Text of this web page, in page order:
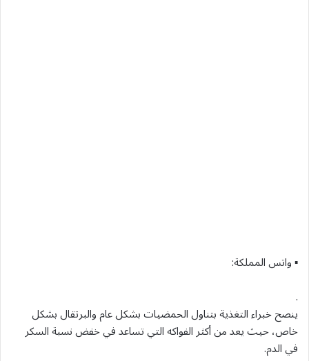
▪ واتس المملكة:
.
ينصح خبراء التغذية بتناول الحمضيات بشكل عام والبرتقال بشكل
خاص، حيث يعد من أكثر الفواكه التي تساعد في خفض نسبة السكر
في الدم.